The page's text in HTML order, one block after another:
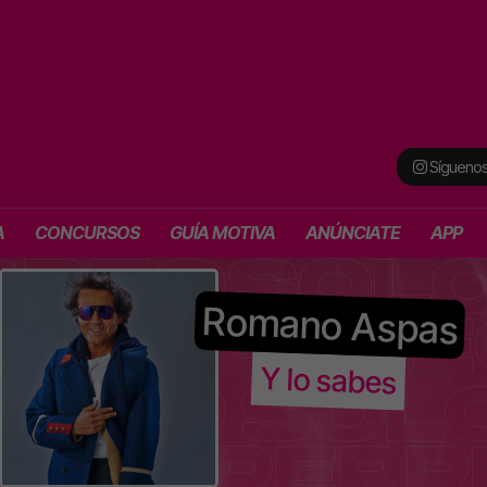
CONCURSOS GUÍA MOTIVA ANÚNCIATE APP
Romano Aspas
Y lo sabes